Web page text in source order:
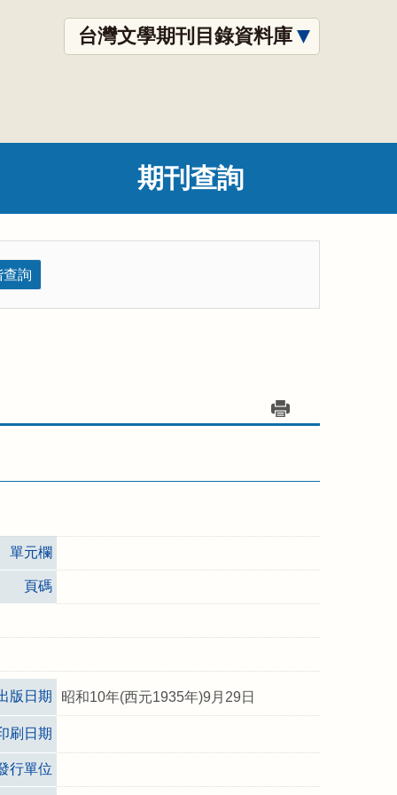
台灣文學期刊目錄資料庫
期刊查詢
查詢
單元欄
頁碼
版日期 昭和10年(西元1935年)9月29日
刷日期
行單位